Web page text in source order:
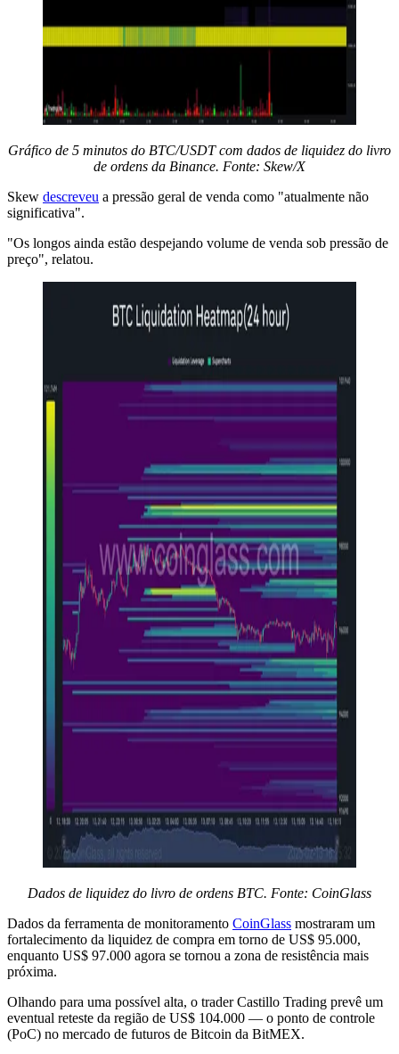
Gráfico de 5 minutos do BTC/USDT com dados de liquidez do livro
de ordens da Binance. Fonte: Skew/X
Skew descreveu a pressão geral de venda como "atualmente não
significativa".
"Os longos ainda estão despejando volume de venda sob pressão de
preço", relatou.
Dados de liquidez do livro de ordens BTC. Fonte: CoinGlass
Dados da ferramenta de monitoramento CoinGlass mostraram um
fortalecimento da liquidez de compra em torno de US$ 95.000,
enquanto US$ 97.000 agora se tornou a zona de resistência mais
próxima.
Olhando para uma possível alta, o trader Castillo Trading prevê um
eventual reteste da região de US$ 104.000 — o ponto de controle
(PoC) no mercado de futuros de Bitcoin da BitMEX.